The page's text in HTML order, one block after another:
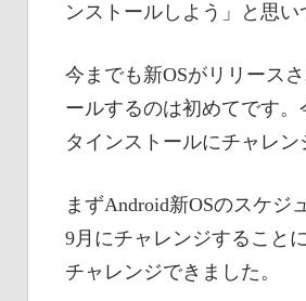
ンストールしよう」と思い
今までも新OSがリリース
ールするのは初めてです
タインストールにチャレン
まずAndroid新OSのスケ
9月にチャレンジすること
チャレンジできました。